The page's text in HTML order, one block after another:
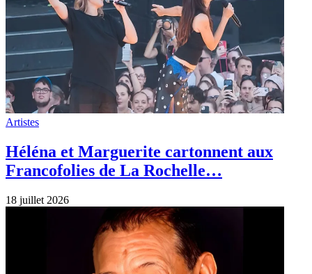
Artistes
Héléna et Marguerite cartonnent aux
Francofolies de La Rochelle…
18 juillet 2026